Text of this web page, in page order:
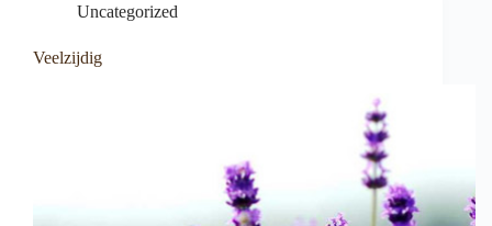
Uncategorized
Veelzijdig